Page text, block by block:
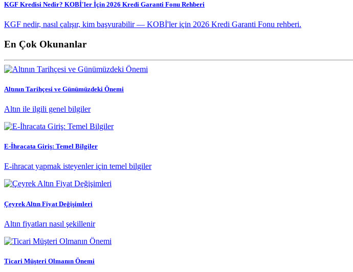
KGF Kredisi Nedir? KOBİ'ler İçin 2026 Kredi Garanti Fonu Rehberi
KGF nedir, nasıl çalışır, kim başvurabilir — KOBİ'ler için 2026 Kredi Garanti Fonu rehberi.
En Çok Okunanlar
Altının Tarihçesi ve Günümüzdeki Önemi
Altın ile ilgili genel bilgiler
E-İhracata Giriş: Temel Bilgiler
E-ihracat yapmak isteyenler için temel bilgiler
Çeyrek Altın Fiyat Değişimleri
Altın fiyatları nasıl şekillenir
Ticari Müşteri Olmanın Önemi